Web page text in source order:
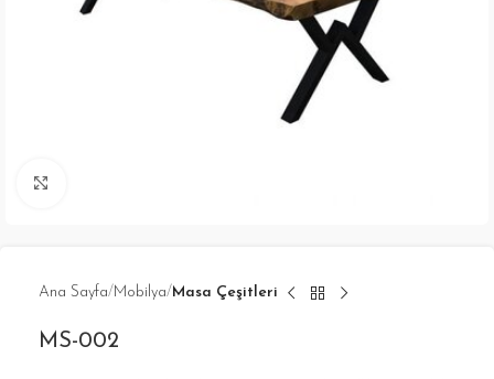
Ana Sayfa Mobilya Masa Çeşitleri
MS-002